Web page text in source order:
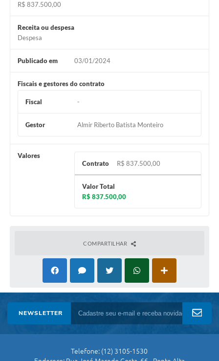
R$ 837.500,00
Receita ou despesa
Despesa
Publicado em 03/01/2024
Fiscais e gestores do contrato
Fiscal -
Gestor Almir Riberto Batista Monteiro
Valores
Contrato
R$ 837.500,00
Valor Total
R$ 837.500,00
COMPARTILHAR
NEWSLETTER
Telefone: (12) 3105-1530